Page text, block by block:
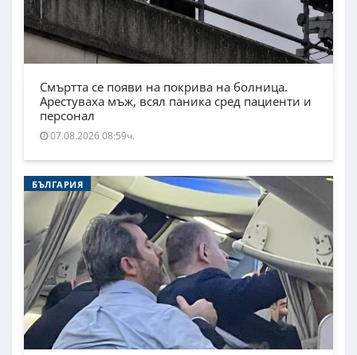
Смъртта се появи на покрива на болница.
Арестуваха мъж, всял паника сред пациенти и
персонал
07.08.2026 08:59ч.
БЪЛГАРИЯ